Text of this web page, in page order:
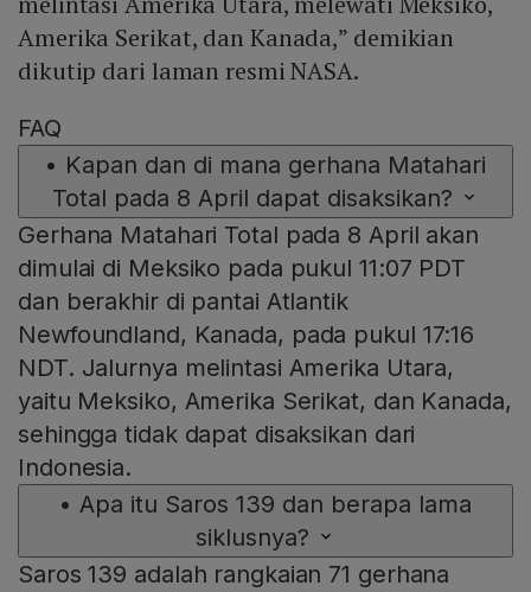
Amerika Serikat, dan Kanada,” demikian
dikutip dari laman resmi NASA.
FAQ
• Kapan dan di mana gerhana Matahari
Total pada 8 April dapat disaksikan?
Gerhana Matahari Total pada 8 April akan
dimulai di Meksiko pada pukul 11:07 PDT
dan berakhir di pantai Atlantik
Newfoundland, Kanada, pada pukul 17:16
NDT. Jalurnya melintasi Amerika Utara,
yaitu Meksiko, Amerika Serikat, dan Kanada,
sehingga tidak dapat disaksikan dari
Indonesia.
• Apa itu Saros 139 dan berapa lama
siklusnya?
Saros 139 adalah rangkaian 71 gerhana